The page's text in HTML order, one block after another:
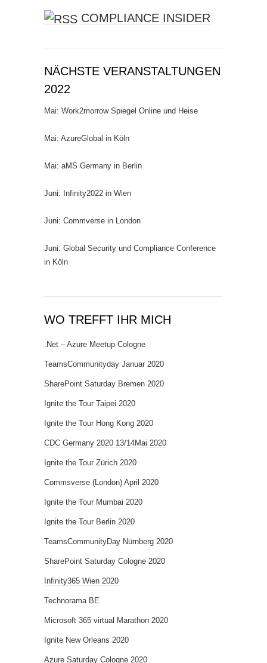
COMPLIANCE INSIDER
NÄCHSTE VERANSTALTUNGEN
2022
Mai: Work2morrow Spiegel Online und Heise
Mai: AzureGlobal in Köln
Mai: aMS Germany in Berlin
Juni: Infinity2022 in Wien
Juni: Commverse in London
Juni: Global Security und Compliance Conference
in Köln
WO TREFFT IHR MICH
.Net – Azure Meetup Cologne
TeamsCommunityday Januar 2020
SharePoint Saturday Bremen 2020
Ignite the Tour Taipei 2020
Ignite the Tour Hong Kong 2020
CDC Germany 2020 13/14Mai 2020
Ignite the Tour Zürich 2020
Commsverse (London) April 2020
Ignite the Tour Mumbai 2020
Ignite the Tour Berlin 2020
TeamsCommunityDay Nürnberg 2020
SharePoint Saturday Cologne 2020
Infinity365 Wien 2020
Technorama BE
Microsoft 365 virtual Marathon 2020
Ignite New Orleans 2020
Azure Saturday Cologne 2020